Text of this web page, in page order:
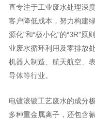
直专注于工业废水处理深
客户降低成本，努力构建
源化”和“极小化”的“3R”
业废水循环利用及零排放
机器人制造、航天航空、
导体等行业。
电镀滚镀工艺废水的成分
多种重金属离子，还包含